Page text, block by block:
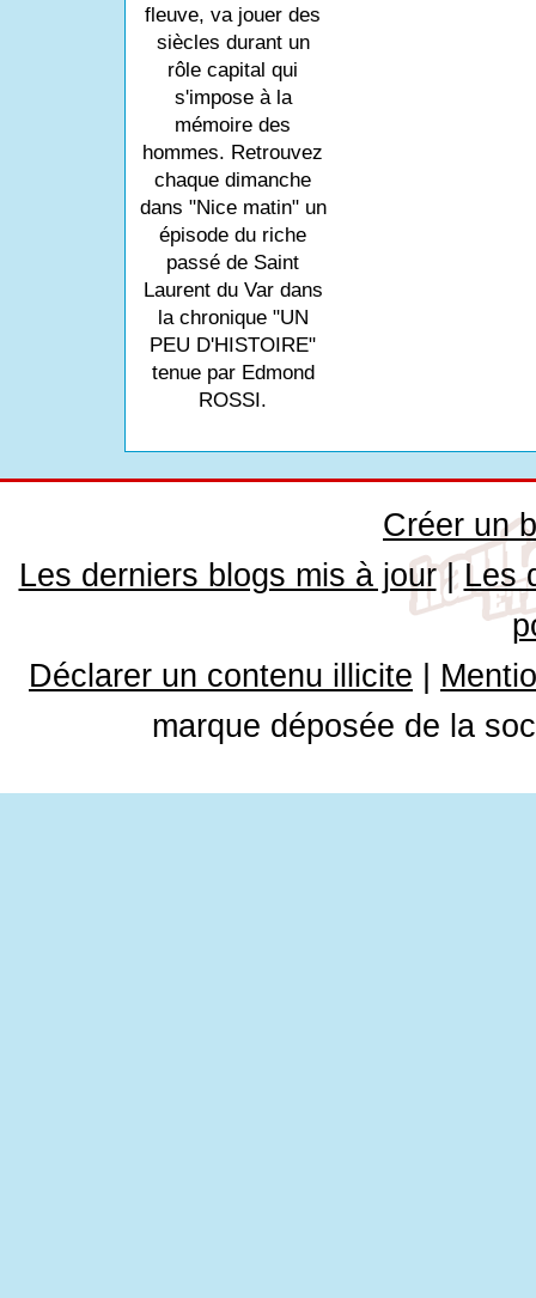
fleuve, va jouer des
siècles durant un
rôle capital qui
s'impose à la
mémoire des
hommes. Retrouvez
chaque dimanche
dans "Nice matin" un
épisode du riche
passé de Saint
Laurent du Var dans
la chronique "UN
PEU D'HISTOIRE"
tenue par Edmond
ROSSI.
Créer un
Les derniers blogs mis à jour| Les
Déclarer un contenu illicite
marque déposée de la